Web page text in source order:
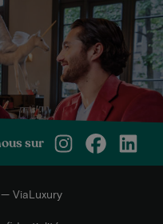
sur
ViaLuxury